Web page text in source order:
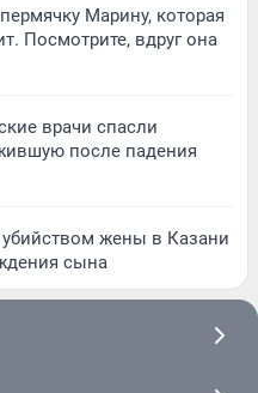
Марину, которая
Посмотрите, вдруг она
врачи спасли
после падения
убийством жены в Казани
сына